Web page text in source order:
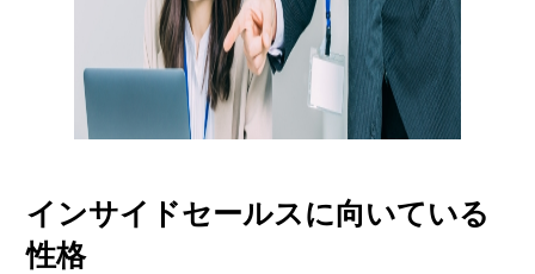
インサイドセールスに向いている
性格